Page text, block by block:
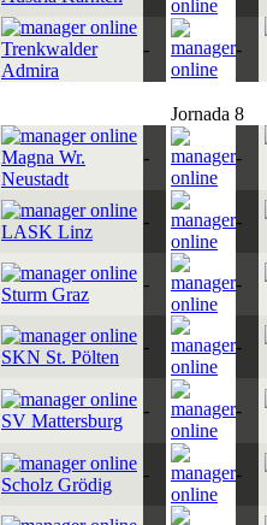
Trenkwalder
Admira
- -
Jornada 8
Magna Wr.
Neustadt
- -
LASK Linz
- -
Sturm Graz
- -
SKN St. Pölten
- -
SV Mattersburg
- -
Scholz Grödig
- -